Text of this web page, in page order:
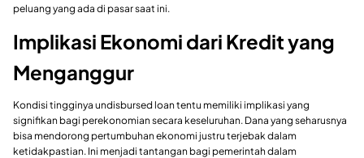
peluang yang ada di pasar saat ini.
Implikasi Ekonomi dari Kredit yang
Menganggur
Kondisi tingginya undisbursed loan tentu memiliki implikasi yang
signifikan bagi perekonomian secara keseluruhan. Dana yang seharusnya
bisa mendorong pertumbuhan ekonomi justru terjebak dalam
ketidakpastian. Ini menjadi tantangan bagi pemerintah dalam